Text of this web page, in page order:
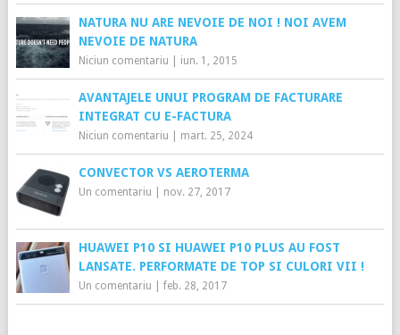
NATURA NU ARE NEVOIE DE NOI ! NOI AVEM
NEVOIE DE NATURA
Niciun comentariu iun. 1, 2015
AVANTAJELE UNUI PROGRAM DE FACTURARE
INTEGRAT CU E-FACTURA
Niciun comentariu mart. 25, 2024
CONVECTOR VS AEROTERMA
Un comentariu nov. 27, 2017
HUAWEI P10 SI HUAWEI P10 PLUS AU FOST
LANSATE. PERFORMATE DE TOP SI CULORI VII !
Un comentariu feb. 28, 2017